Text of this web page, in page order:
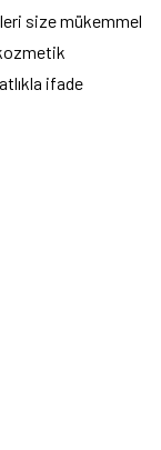
size mükemmel
ifade